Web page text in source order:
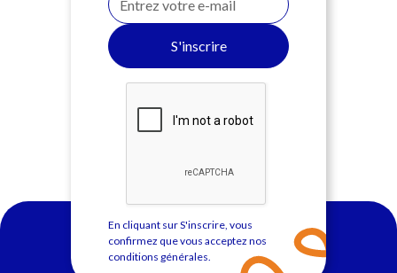
En cliquant sur S'inscrire, vous
confirmez que vous acceptez nos
conditions générales.